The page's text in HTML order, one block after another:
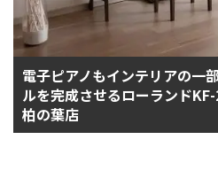
電子ピアノもインテリアの一
ルを完成させるローランド
柏の葉店